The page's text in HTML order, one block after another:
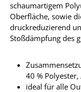
schaumartigem
Oberfläche, sowie
druckreduzierend
Stoßdämpfung des
40 % Polyester,
ideal für alle